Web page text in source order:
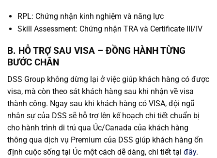
RPL: Chứng nhận kinh nghiệm và năng lực
Skill Assessment: Chứng nhận TRA và Certificate III/IV
B. HỖ TRỢ SAU VISA – ĐỒNG HÀNH TỪNG
BƯỚC CHÂN
DSS Group không dừng lại ở việc giúp khách hàng có được
visa, mà còn theo sát khách hàng sau khi nhận về visa
thành công. Ngay sau khi khách hàng có VISA, đội ngũ
nhân sự của DSS sẽ hỗ trợ lên kế hoạch chi tiết chuẩn bị
cho hành trình di trú qua Úc/Canada của khách hàng
thông qua dịch vụ Premium của DSS giúp khách hàng ổn
định cuộc sống tại Úc một cách dễ dàng, chi tiết tại đây.